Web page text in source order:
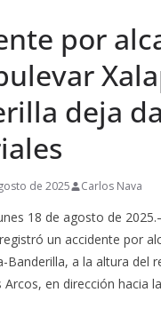
por
deja
de 2025 Carlos Nava
18 de agosto de
un accidente por
Banderilla, a la altura del
Arcos, en dirección hacia